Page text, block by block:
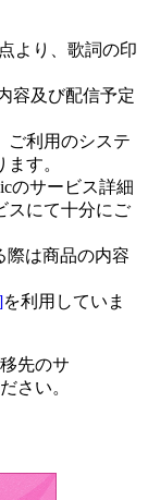
より、歌詞の印
容及び配信予定
ご利用のシステ
す。
のサービス詳細
スにて十分にご
際は商品の内容
を利用していま
先のサ
さい。